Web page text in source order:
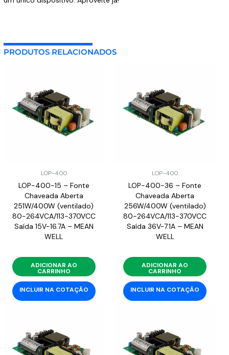
PRODUTOS RELACIONADOS
LOP-400
LOP-400-15 – Fonte
Chaveada Aberta
251W/400W (ventilado)
80-264VCA/113-370VCC
Saída 15V-16.7A – MEAN
WELL
ADICIONAR AO
CARRINHO
INCLUIR NA COTAÇÃO
LOP-400
LOP-400-36 – Fonte
Chaveada Aberta
256W/400W (ventilado)
80-264VCA/113-370VCC
Saída 36V-7.1A – MEAN
WELL
ADICIONAR AO
CARRINHO
INCLUIR NA COTAÇÃO